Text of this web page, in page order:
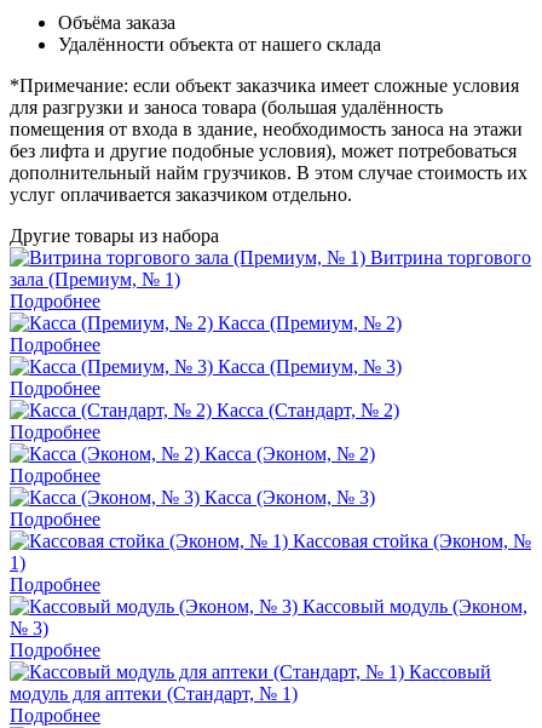
Объёма заказа
Удалённости объекта от нашего склада
*Примечание: если объект заказчика имеет сложные условия
для разгрузки и заноса товара (большая удалённость
помещения от входа в здание, необходимость заноса на этажи
без лифта и другие подобные условия), может потребоваться
дополнительный найм грузчиков. В этом случае стоимость их
услуг оплачивается заказчиком отдельно.
Другие товары из набора
Витрина торгового
зала (Премиум, № 1)
Подробнее
Касса (Премиум, № 2)
Подробнее
Касса (Премиум, № 3)
Подробнее
Касса (Стандарт, № 2)
Подробнее
Касса (Эконом, № 2)
Подробнее
Касса (Эконом, № 3)
Подробнее
Кассовая стойка (Эконом, №
1)
Подробнее
Кассовый модуль (Эконом,
№ 3)
Подробнее
Кассовый
модуль для аптеки (Стандарт, № 1)
Подробнее